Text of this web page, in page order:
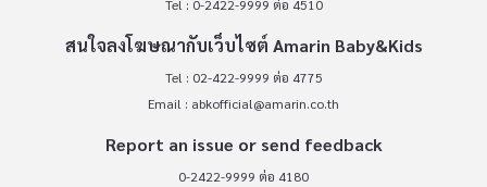
Tel : 0-2422-9999 ต่อ 4510
สนใจลงโฆษณากับเว็บไซต์ Amarin Baby&Kids
Tel : 02-422-9999 ต่อ 4775
Email : abkofficial@amarin.co.th
Report an issue or send feedback
0-2422-9999 ต่อ 4180